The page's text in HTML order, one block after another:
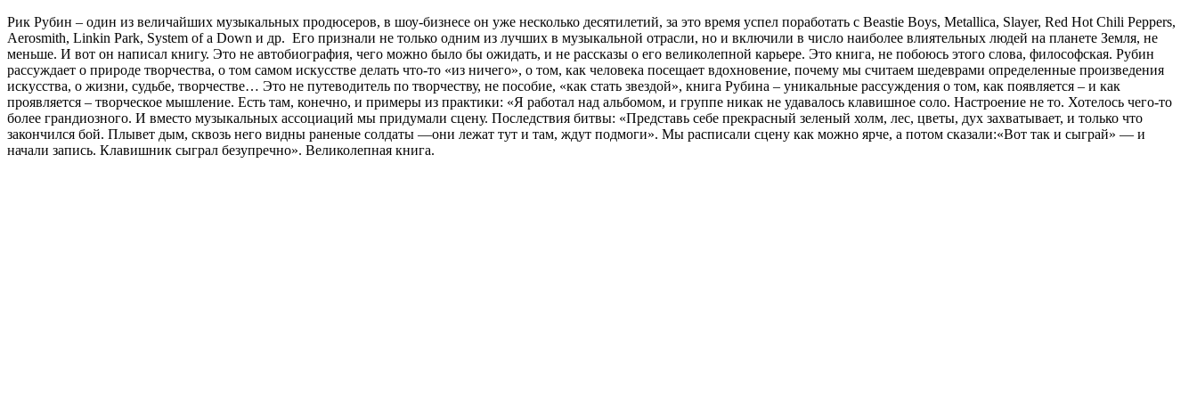
Рик Рубин – один из величайших музыкальных продюсеров, в шоу-бизнесе он уже несколько десятилетий, за это время успел поработать с Beastie Boys, Metallica, Slayer, Red Hot Chili Peppers,
Aerosmith, Linkin Park, System of a Down и др. Его признали не только одним из лучших в музыкальной отрасли, но и включили в число наиболее влиятельных людей на планете Земля, не
меньше. И вот он написал книгу. Это не автобиография, чего можно было бы ожидать, и не рассказы о его великолепной карьере. Это книга, не побоюсь этого слова, философская. Рубин
рассуждает о природе творчества, о том самом искусстве делать что-то «из ничего», о том, как человека посещает вдохновение, почему мы считаем шедеврами определенные произведения
искусства, о жизни, судьбе, творчестве… Это не путеводитель по творчеству, не пособие, «как стать звездой», книга Рубина – уникальные рассуждения о том, как появляется – и как
проявляется – творческое мышление. Есть там, конечно, и примеры из практики: «Я работал над альбомом, и группе никак не удавалось клавишное соло. Настроение не то. Хотелось чего-то
более грандиозного. И вместо музыкальных ассоциаций мы придумали сцену. Последствия битвы: «Представь себе прекрасный зеленый холм, лес, цветы, дух захватывает, и только что
закончился бой. Плывет дым, сквозь него видны раненые солдаты —они лежат тут и там, ждут подмоги». Мы расписали сцену как можно ярче, а потом сказали:«Вот так и сыграй» — и
начали запись. Клавишник сыграл безупречно». Великолепная книга.